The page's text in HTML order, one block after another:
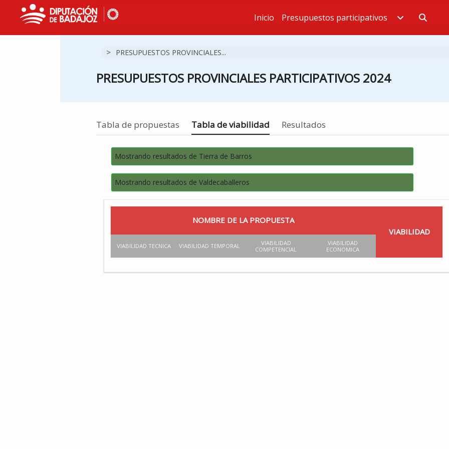
Estás en
Inicio Presupuestos participativos
> PRESUPUESTOS PROVINCIALES...
PRESUPUESTOS PROVINCIALES PARTICIPATIVOS 2024
Tabla de propuestas Estás en
Tabla de viabilidad Resultados
Mostrando resultados de Tierra de Barros
Mostrando resultados de Valdecaballeros
NOMBRE DE LA PROPUESTA
VIABILIDAD
VIABILIDAD TECNICA VIABILIDAD TEMPORAL
VIABILIDAD
COMPETENCIAL
VIABILIDAD
ECONOMICA